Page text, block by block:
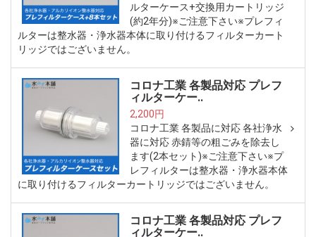
ルターケース+交換用カートリッジ
(約2年分)※ご注意下さい※プレフィ
ルターは整水器・浄水器本体に取り付けるフィルターカート
リッジではございません。
コロナ工業 各製品対応 プレフ
ィルターケー..
2,200円
コロナ工業 各製品に対応 各社浄水
器に対応 赤錆等の粗ごみを除去し
ます(2本セット)※ご注意下さい※プ
レフィルターは整水器・浄水器本体
に取り付けるフィルターカートリッジではございません。
コロナ工業 各製品対応 プレフ
ィルターケー..